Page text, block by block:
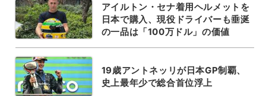
アイルトン・セナ着用ヘルメットを
日本で購入、現役ドライバーも垂涎
の一品は「100万ドル」の価値
19歳アントネッリが日本GP制覇、
史上最年少で総合首位浮上